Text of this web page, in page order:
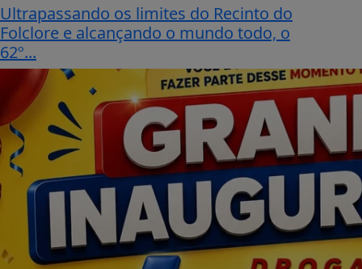
Ultrapassando os limites do Recinto do
Folclore e alcançando o mundo todo, o
62º...